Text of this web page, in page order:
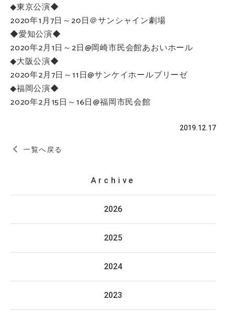
◆東京公演◆
2020年1月7日～20日＠サンシャイン劇場
◆愛知公演◆
2020年2月1日～2日@岡崎市民会館あおいホール
◆大阪公演◆
2020年2月7日～11日@サンケイホールブリーゼ
◆福岡公演◆
2020年2月15日～16日@福岡市民会館
2019.12.17
一覧へ戻る
Archive
2026
2025
2024
2023